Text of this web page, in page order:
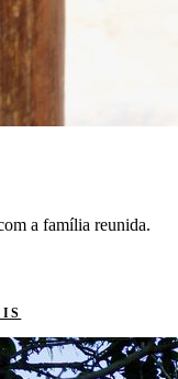
a família reunida.